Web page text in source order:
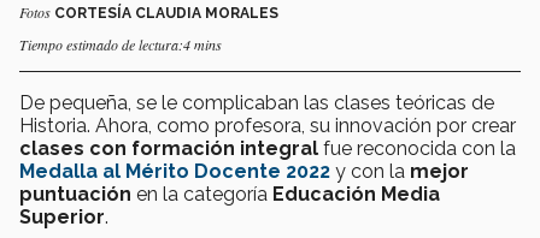
Fotos CORTESÍA CLAUDIA MORALES
Tiempo estimado de lectura:4 mins
De pequeña, se le complicaban las clases teóricas de
Historia. Ahora, como profesora, su innovación por crear
clases con formación integral fue reconocida con la
Medalla al Mérito Docente 2022 y con la mejor
puntuación en la categoría Educación Media
Superior.